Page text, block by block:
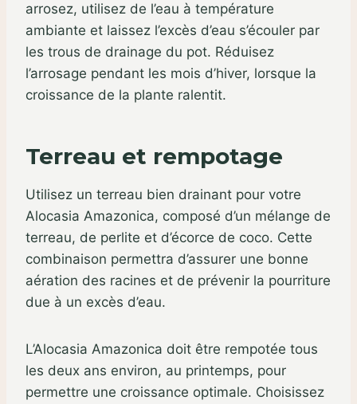
arrosez, utilisez de l’eau à température
ambiante et laissez l’excès d’eau s’écouler par
les trous de drainage du pot. Réduisez
l’arrosage pendant les mois d’hiver, lorsque la
croissance de la plante ralentit.
Terreau et rempotage
Utilisez un terreau bien drainant pour votre
Alocasia Amazonica, composé d’un mélange de
terreau, de perlite et d’écorce de coco. Cette
combinaison permettra d’assurer une bonne
aération des racines et de prévenir la pourriture
due à un excès d’eau.
L’Alocasia Amazonica doit être rempotée tous
les deux ans environ, au printemps, pour
permettre une croissance optimale. Choisissez